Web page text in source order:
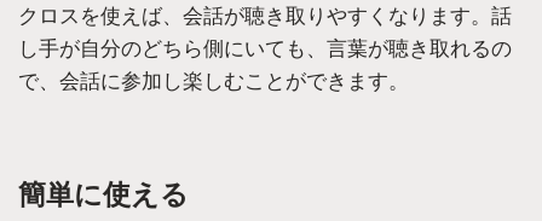
クロスを使えば、会話が聴き取りやすくなります。話
し手が自分のどちら側にいても、言葉が聴き取れるの
で、会話に参加し楽しむことができます。
簡単に使える